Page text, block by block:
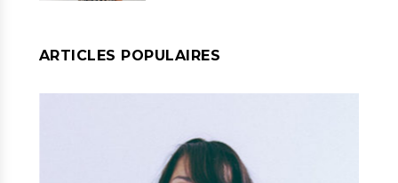
ARTICLES POPULAIRES